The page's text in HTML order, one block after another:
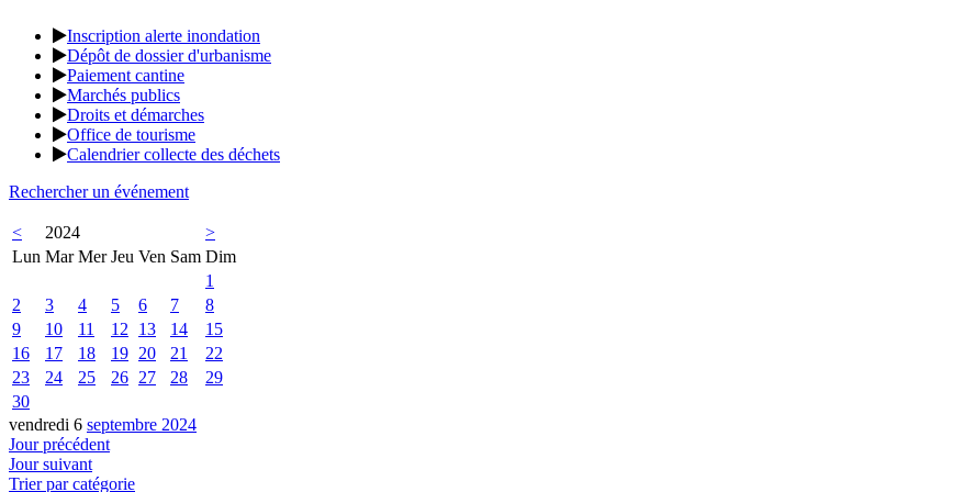
Inscription alerte inondation
Dépôt de dossier d'urbanisme
Paiement cantine
Marchés publics
Droits et démarches
Office de tourisme
Calendrier collecte des déchets
Rechercher un événement
< 2024
>
Lun Mar Mer Jeu Ven Sam Dim
1
2
3 4 5 6 7
8
9
10 11 12 13 14
15
16
17 18 19 20 21
22
23
24 25 26 27 28
29
30
vendredi 6 septembre 2024
Jour précédent
Jour suivant
Trier par catégorie